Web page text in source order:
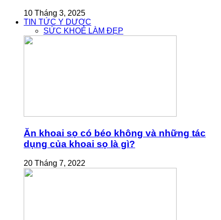
10 Tháng 3, 2025
TIN TỨC Y DƯỢC
SỨC KHOẺ LÀM ĐẸP
Ăn khoai sọ có béo không và những tác
dụng của khoai sọ là gì?
20 Tháng 7, 2022